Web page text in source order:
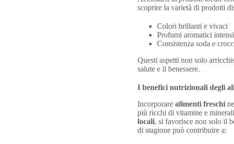
scoprire la varietà di prodotti
Colori brillanti e vivaci
Profumi aromatici intensi
Consistenza soda e
Questi aspetti non solo
salute e il benessere.
I benefici nutrizionali degli
Incorporare alimenti freschi
più ricchi di vitamine e
locali, si favorisce non solo il
di stagione può contribuire a: